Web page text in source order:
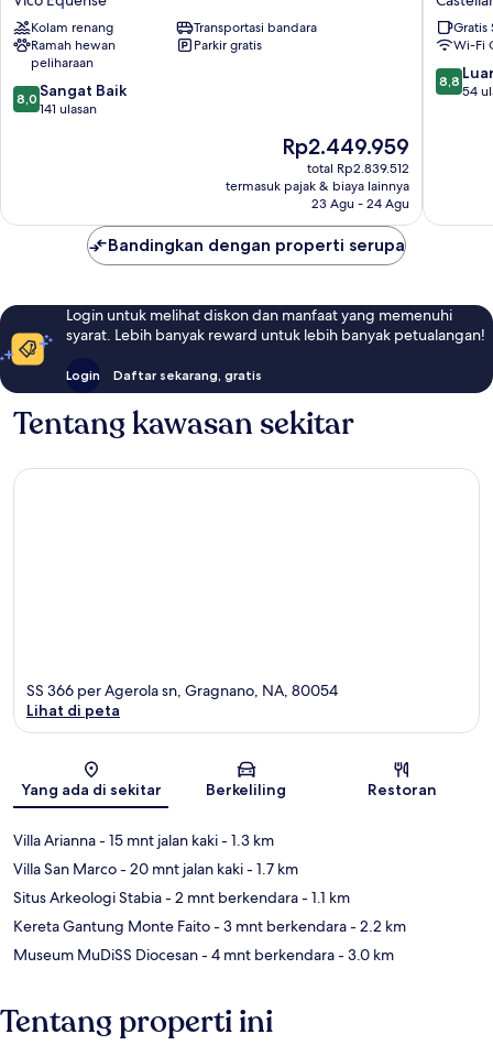
Moon
Valley
Vico
Equense
Kolam renang
Transportasi bandara
Ramah hewan
peliharaan
Parkir gratis
8.0
dari
8,0 Sangat Baik
141 ulasan
Harga
sekarang
Rp2.449.959
Rp2.449.959
total Rp2.839.512
termasuk pajak & biaya lainnya
23 Agu - 24 Agu
di
Stabia
Gratis
Wi-Fi
8.8
dari
8,8
54
Bandingkan dengan properti serupa
Login untuk melihat diskon dan manfaat yang memenuhi
syarat. Lebih banyak reward untuk lebih banyak petualangan!
Login Daftar sekarang, gratis
Tentang kawasan sekitar
Peta
SS 366 per Agerola sn, Gragnano, NA, 80054
Lihat di peta
Yang ada di sekitar Berkeliling Restoran
Villa Arianna- 15 mnt jalan kaki- 1.3 km
Villa San Marco- 20 mnt jalan kaki- 1.7 km
Situs Arkeologi Stabia- 2 mnt berkendara- 1.1 km
Kereta Gantung Monte Faito- 3 mnt berkendara- 2.2 km
Museum MuDiSS Diocesan- 4 mnt berkendara- 3.0 km
Tentang properti ini